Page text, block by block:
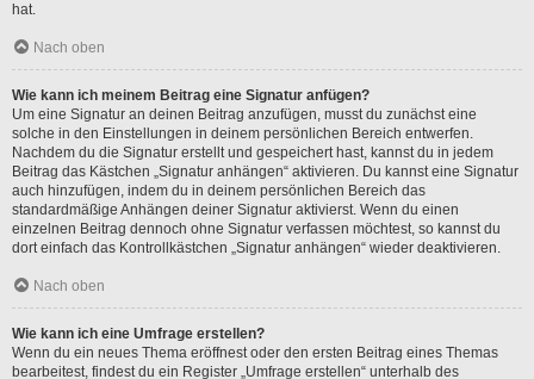
hat.
Nach oben
Wie kann ich meinem Beitrag eine Signatur anfügen?
Um eine Signatur an deinen Beitrag anzufügen, musst du zunächst eine
solche in den Einstellungen in deinem persönlichen Bereich entwerfen.
Nachdem du die Signatur erstellt und gespeichert hast, kannst du in jedem
Beitrag das Kästchen „Signatur anhängen“ aktivieren. Du kannst eine Signatur
auch hinzufügen, indem du in deinem persönlichen Bereich das
standardmäßige Anhängen deiner Signatur aktivierst. Wenn du einen
einzelnen Beitrag dennoch ohne Signatur verfassen möchtest, so kannst du
dort einfach das Kontrollkästchen „Signatur anhängen“ wieder deaktivieren.
Nach oben
Wie kann ich eine Umfrage erstellen?
Wenn du ein neues Thema eröffnest oder den ersten Beitrag eines Themas
bearbeitest, findest du ein Register „Umfrage erstellen“ unterhalb des